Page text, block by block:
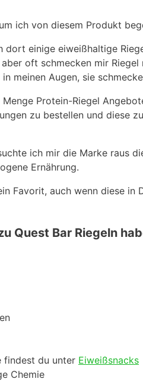
ich von diesem Produkt
dort einige eiweißhaltige
oft schmecken mir
meinen Augen, sie
Protein-Riegel
zu bestellen und diese
ich mir die Marke raus
Ernährung.
Favorit, auch wenn diese
Quest Bar Riegeln
findest du unter Eiweißsnacks
Chemie